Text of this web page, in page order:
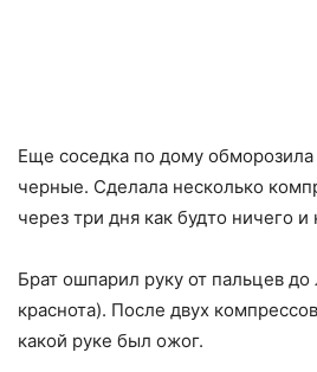
Еще соседка по дому
черные. Сделала несколько
через три дня как будто ничего
Брат ошпарил руку от пальцев до
краснота). После двух
какой руке был ожог.